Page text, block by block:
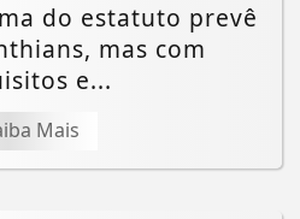
do estatuto prevê
mas com
e...
Mais